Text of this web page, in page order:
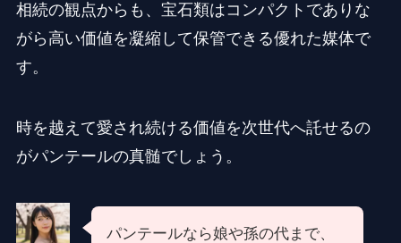
相続の観点からも、宝石類はコンパクトでありな
がら高い価値を凝縮して保管できる優れた媒体で
す。
時を越えて愛され続ける価値を次世代へ託せるの
がパンテールの真髄でしょう。
パンテールなら娘や孫の代まで、